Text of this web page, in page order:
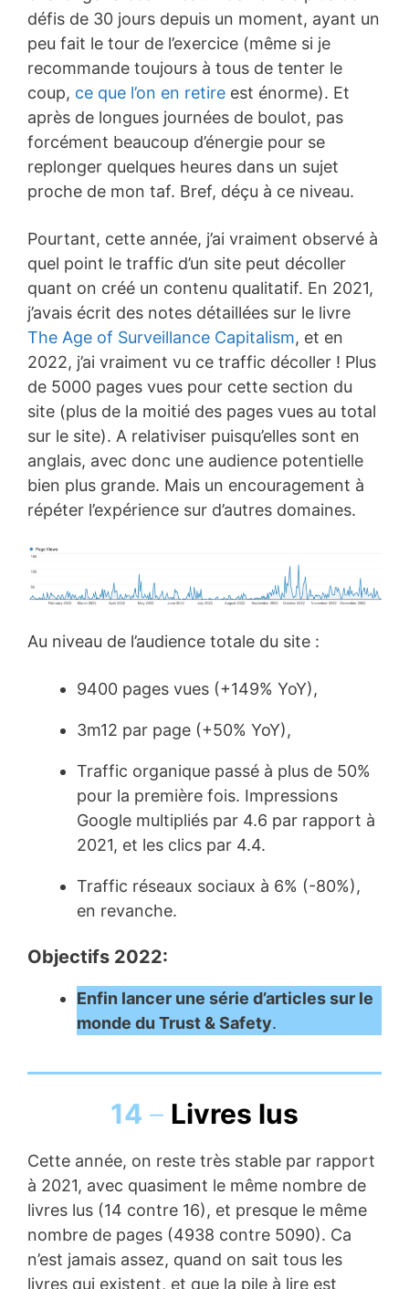
défis de 30 jours depuis un moment, ayant un
peu fait le tour de l’exercice (même si je
recommande toujours à tous de tenter le
coup, ce que l’on en retire est énorme). Et
après de longues journées de boulot, pas
forcément beaucoup d’énergie pour se
replonger quelques heures dans un sujet
proche de mon taf. Bref, déçu à ce niveau.
Pourtant, cette année, j’ai vraiment observé à
quel point le traffic d’un site peut décoller
quant on créé un contenu qualitatif. En 2021,
j’avais écrit des notes détaillées sur le livre
The Age of Surveillance Capitalism, et en
2022, j’ai vraiment vu ce traffic décoller ! Plus
de 5000 pages vues pour cette section du
site (plus de la moitié des pages vues au total
sur le site). A relativiser puisqu’elles sont en
anglais, avec donc une audience potentielle
bien plus grande. Mais un encouragement à
répéter l’expérience sur d’autres domaines.
Au niveau de l’audience totale du site :
9400 pages vues (+149% YoY),
3m12 par page (+50% YoY),
Traffic organique passé à plus de 50%
pour la première fois. Impressions
Google multipliés par 4.6 par rapport à
2021, et les clics par 4.4.
Traffic réseaux sociaux à 6% (-80%),
en revanche.
Objectifs 2022:
Enfin lancer une série d’articles sur le
monde du Trust & Safety.
14 – Livres lus
Cette année, on reste très stable par rapport
à 2021, avec quasiment le même nombre de
livres lus (14 contre 16), et presque le même
nombre de pages (4938 contre 5090). Ca
n’est jamais assez, quand on sait tous les
livres qui existent, et que la pile à lire est